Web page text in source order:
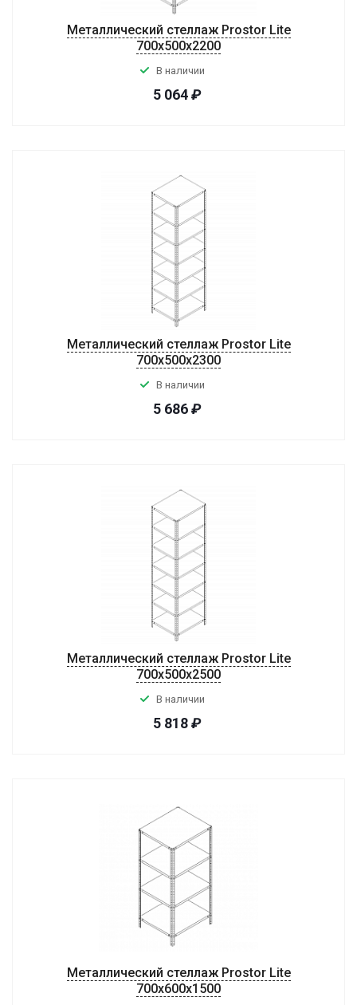
Металлический стеллаж Prostor Lite
700x500x2200
В наличии
5 064₽
Металлический стеллаж Prostor Lite
700x500x2300
В наличии
5 686₽
Металлический стеллаж Prostor Lite
700x500x2500
В наличии
5 818₽
Металлический стеллаж Prostor Lite
700x600x1500